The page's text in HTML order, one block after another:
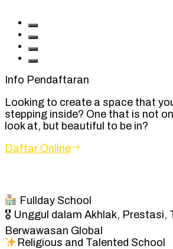
Info Pendaftaran
Looking to create a space that
stepping inside? One that is not
look at, but beautiful to be in?
Daftar Online
Fullday School
🎖 Unggul dalam Akhlak, Prestasi,
Berwawasan Global
Religious and Talented School